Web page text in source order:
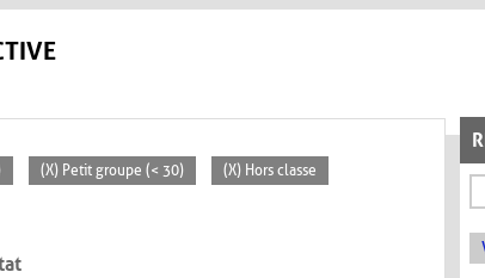
(X) Petit groupe (< 30) (X) Hors classe